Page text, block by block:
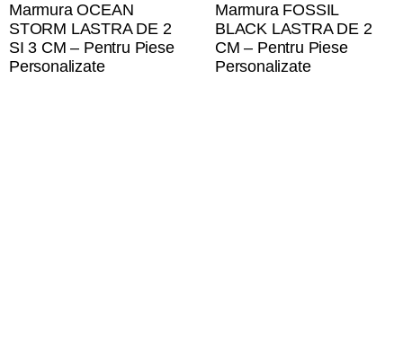
Marmura OCEAN
STORM LASTRA DE 2
SI 3 CM – Pentru Piese
Personalizate
Marmura FOSSIL
BLACK LASTRA DE 2
CM – Pentru Piese
Personalizate